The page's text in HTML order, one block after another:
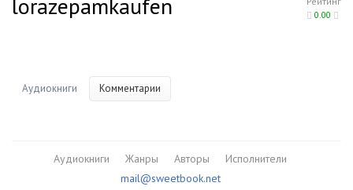
0.00
lorazepamkaufen
Аудиокниги Комментарии
Аудиокниги Жанры Авторы
Исполнители
mail@sweetbook.net